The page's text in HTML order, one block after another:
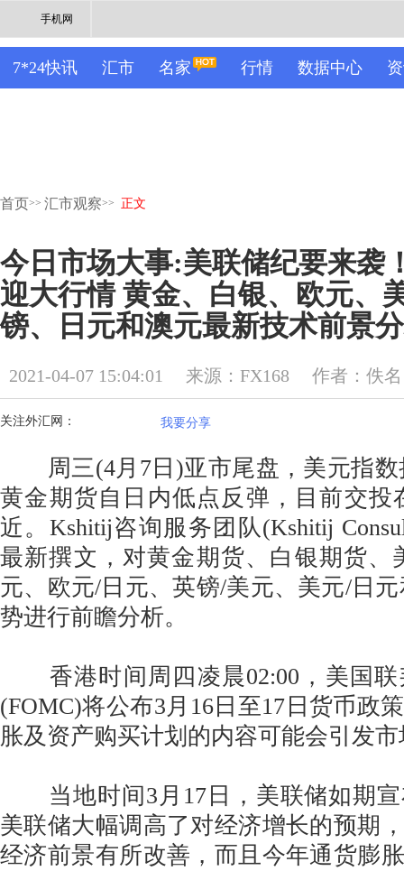
手机网
7*24快讯 汇市 名家 行情 数据中心
首页>> 汇市观察>> 正文
今日市场大事:美联储纪要来袭
迎大行情 黄金、白银、欧元、
镑、日元和澳元最新技术前景
2021-04-07 15:04:01 来源：FX168 作者：佚名
关注外汇网： 我要分享
周三(4月7日)亚市尾盘，美元指数
黄金期货自日内低点反弹，目前交投
近。Kshitij咨询服务团队(Kshitij
最新撰文，对黄金期货、白银期货、
元、欧元/日元、英镑/美元、美元/日
势进行前瞻分析。
香港时间周四凌晨02:00，美国联
(FOMC)将公布3月16日至17日货币政
胀及资产购买计划的内容可能会引发
当地时间3月17日，美联储如期宣
美联储大幅调高了对经济增长的预期
经济前景有所改善，而且今年通货膨